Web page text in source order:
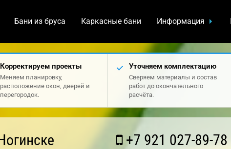
Бани из бруса Каркасные бани Информация
Корректируем проекты
Меняем планировку,
расположение окон, дверей и
перегородок.
Уточняем комплектацию
Сверяем материалы и состав
работ до окончательного
расчёта.
+7 921 027-89-78